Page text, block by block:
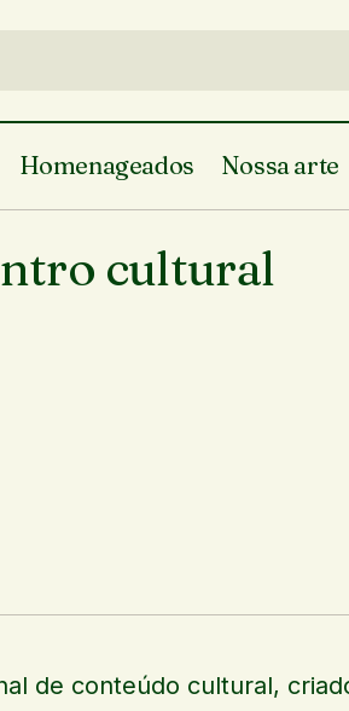
Homenageados Nossa arte
Quarta é dia de
cultural
de conteúdo cultural,